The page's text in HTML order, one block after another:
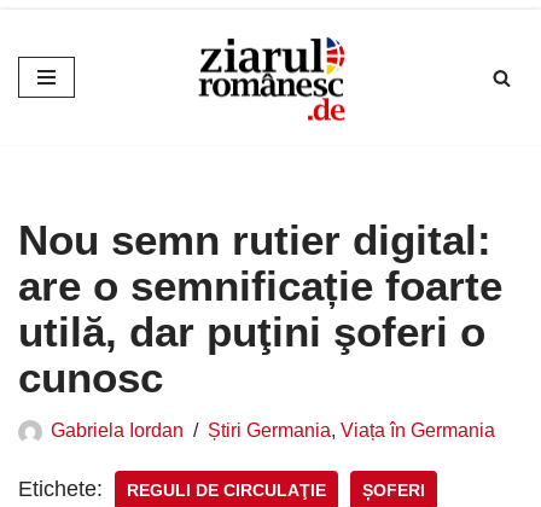
Sari
la
Nou semn rutier digital:
are o semnificație foarte
utilă, dar puţini şoferi o
cunosc
Gabriela Iordan Știri Germania, Viața în Germania
Etichete: REGULI DE CIRCULAŢIE ȘOFERI